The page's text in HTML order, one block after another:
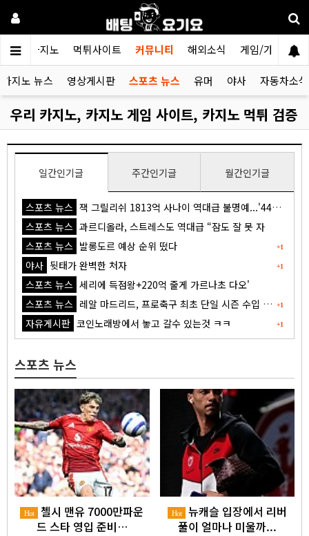
검증카지노 먹튀사이트 커뮤니티 해외소식 게임/가이드
카지노 뉴스 영상게시판 스포츠 뉴스 유머 야사 자동차소식
우리 카지노, 카지노 게임 사이트, 카지노 먹튀 검증
일간인기글 주간인기글 월간인기글
스포츠 뉴스 잭 그릴리쉬 1813억 사나이 역대급 불명예...'44경기 0골 굴욕'
스포츠 뉴스 과르디올라, 스트레스도 역대급 “잠도 잘 못 자
+1
스포츠 뉴스 발롱도르 예상 순위 떴다
+1
야사 뒷태가 완벽한 처자
스포츠 뉴스 세리에 득점왕+220억 줄게 가르나초 다오'
+1
스포츠 뉴스 레알 마드리드, 프로축구 최초 단일 시즌 수입 1조원 돌파
+1
자유게시판 코인노래방에서 놓고 갈수 있는것 ㅋㅋ
스포츠 뉴스
Hot
첼시 맨유 7000만파운
드 스타 영입 준비…
Hot 뉴캐슬 입장에서 리버
풀이 얼마나 미울까...